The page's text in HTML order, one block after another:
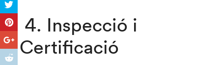
4. Inspecció i
Certificació